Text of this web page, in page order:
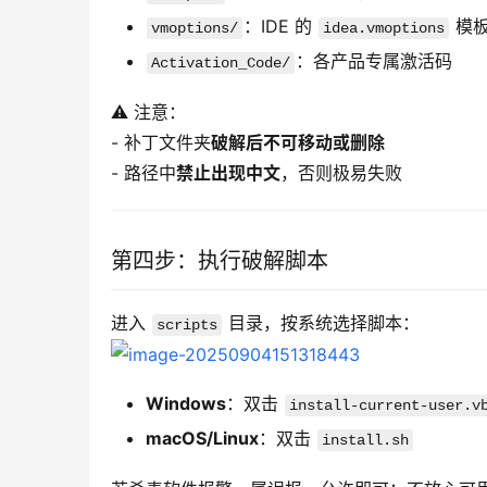
vmoptions/ ：IDE 的 idea.vmoptions 模
Activation_Code/ ：各产品专属激活码
⚠️ 注意：
- 补丁文件夹破解后不可移动或删除
- 路径中禁止出现中文，否则极易失败
第四步：执行破解脚本
进入 scripts 目录，按系统选择脚本：
Windows：双击 install-current-
macOS/Linux：双击 install.sh